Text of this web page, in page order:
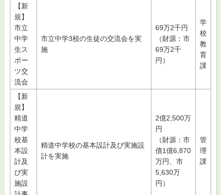
【新
規】
市立
中学
生ス
ポー
ツ交
流会
市立中学3校の生徒の交流会を実
施
69万2千円
（財源：市
69万2千
円）
学
校
教
育
課
【新
規】
精道
中学
校基
本設
計及
び実
施設
精道中学校の基本設計及び実施設
計を実施
2億2,500万
円
（財源：市
債1億6,870
万円、市
5,630万
円）
管
理
課